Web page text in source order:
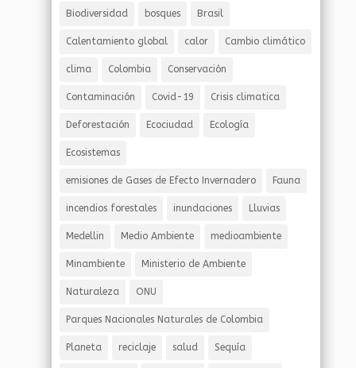
Biodiversidad bosques Brasil
Calentamiento global calor Cambio climático
clima Colombia Conservación
Contaminación Covid-19 Crisis climatica
Deforestación Ecociudad Ecología
Ecosistemas
emisiones de Gases de Efecto Invernadero Fauna
incendios forestales inundaciones Lluvias
Medellin Medio Ambiente medioambiente
Minambiente Ministerio de Ambiente
Naturaleza ONU
Parques Nacionales Naturales de Colombia
Planeta reciclaje salud Sequía